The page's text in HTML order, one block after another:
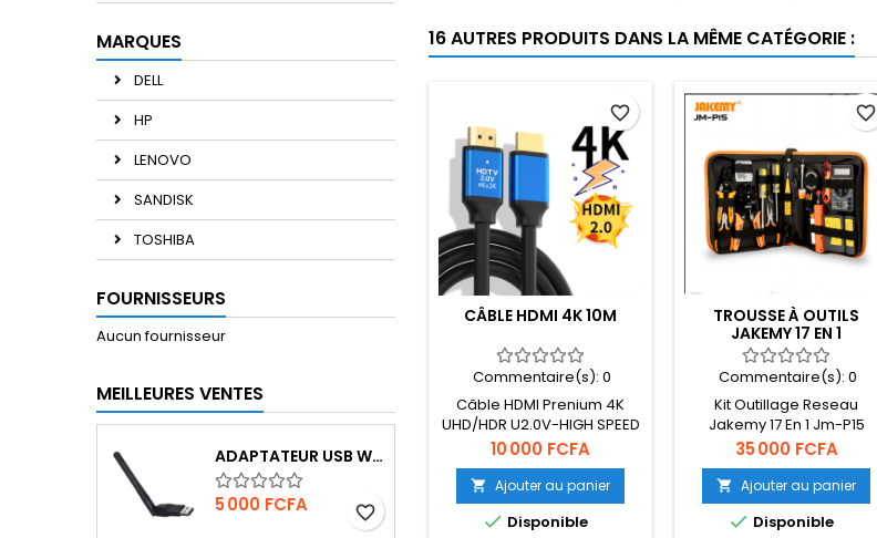
MARQUES
DELL
HP
LENOVO
SANDISK
TOSHIBA
FOURNISSEURS
Aucun fournisseur
MEILLEURES VENTES
ADAPTATEUR USB WIFI 150MBPS
Prix
5 000 FCFA favorite_border
16 AUTRES PRODUITS DANS LA MÊME CATÉGORIE :
CÂBLE HDMI 4K 10M
Commentaire(s): 0
Câble HDMI Prenium 4K
UHD/HDR U2.0V-HIGH SPEED
Prix
10 000 FCFA
 Ajouter au panier
 Disponible
favorite_border
TROUSSE À OUTILS
JAKEMY 17 EN 1
Commentaire(s): 0
Kit Outillage Reseau
Jakemy 17 En 1 Jm-P15
Prix
35 000 FCFA
 Ajouter au panier
 Disponible
favorite_border